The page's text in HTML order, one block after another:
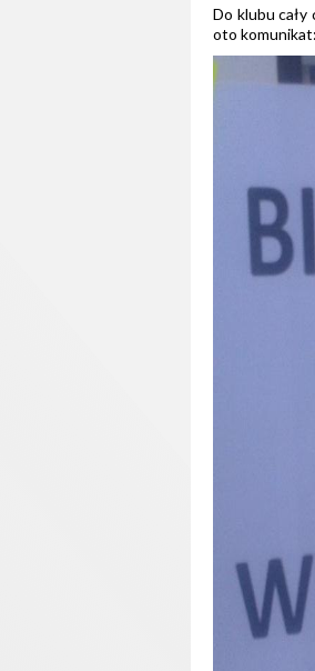
Do klubu
oto komunikat: